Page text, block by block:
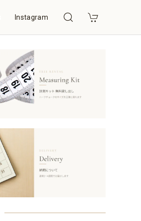
Instagram